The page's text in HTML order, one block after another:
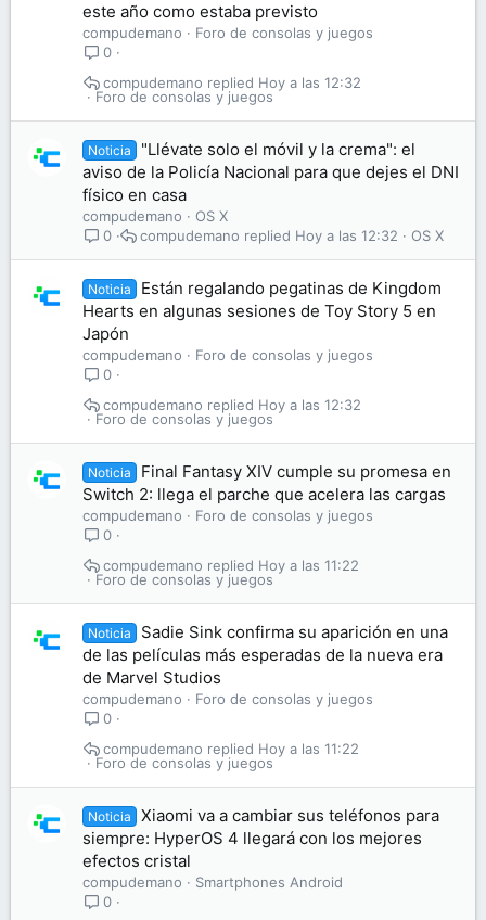
este año como estaba previsto
compudemano
Foro de consolas y juegos
0
Foro de consolas y juegos
Hoy a las 12:32
compudemano
Noticia
"Llévate solo el móvil y la crema": el
aviso de la Policía Nacional para que dejes el DNI
físico en casa
compudemano
OS X
0
OS X
Hoy a las 12:32
compudemano
Noticia
Están regalando pegatinas de Kingdom
Hearts en algunas sesiones de Toy Story 5 en
Japón
compudemano
Foro de consolas y juegos
0
Foro de consolas y juegos
Hoy a las 12:32
compudemano
Noticia
Final Fantasy XIV cumple su promesa en
Switch 2: llega el parche que acelera las cargas
compudemano
Foro de consolas y juegos
0
Foro de consolas y juegos
Hoy a las 11:22
compudemano
Noticia
Sadie Sink confirma su aparición en una
de las películas más esperadas de la nueva era
de Marvel Studios
compudemano
Foro de consolas y juegos
0
Foro de consolas y juegos
Hoy a las 11:22
compudemano
Noticia
Xiaomi va a cambiar sus teléfonos para
siempre: HyperOS 4 llegará con los mejores
efectos cristal
compudemano
Smartphones Android
0